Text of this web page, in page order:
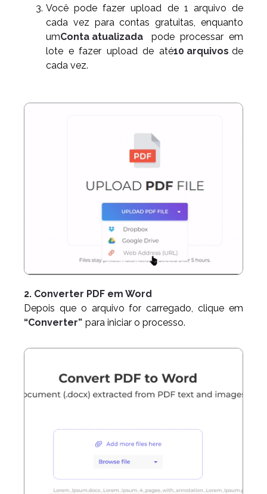
Você pode fazer upload de 1 arquivo de
cada vez para contas gratuitas, enquanto
umConta atualizada
pode processar em
lote e fazer upload de até10 arquivos de
cada vez.
2. Converter PDF em Word
Depois que o arquivo for carregado, clique em
“Converter” para iniciar o processo.